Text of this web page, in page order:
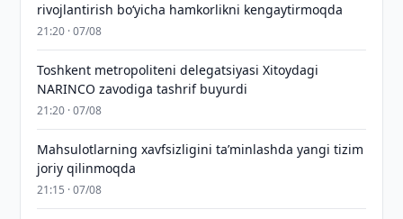
rivojlantirish boʻyicha hamkorlikni kengaytirmoqda
21:20 · 07/08
Toshkent metropoliteni delegatsiyasi Xitoydagi
NARINCO zavodiga tashrif buyurdi
21:20 · 07/08
Mahsulotlarning xavfsizligini taʼminlashda yangi tizim
joriy qilinmoqda
21:15 · 07/08